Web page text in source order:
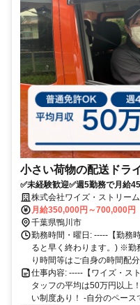
小さい荷物の配送ドラ
✅未経験歓迎✅週5勤務で月給
問！株式会社ワイズ・ストリーム
月給350,000円～700,000円
千葉県鴨川市
勤務時間・曜日: -----【勤務
ると早く終わります。) ※
り時間等はご自身の時間配
仕事内容: -----【ワイズ・ス
タッフの平均は50万円以上
い制度あり！ -自分のペース